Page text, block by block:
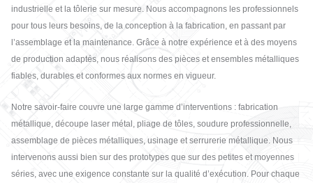
industrielle et la tôlerie sur mesure. Nous accompagnons les professionnels
pour tous leurs besoins, de la conception à la fabrication, en passant par
l’assemblage et la maintenance. Grâce à notre expérience et à des moyens
de production adaptés, nous réalisons des pièces et ensembles métalliques
fiables, durables et conformes aux normes en vigueur.
Notre savoir-faire couvre une large gamme d’interventions : fabrication
métallique, découpe laser métal, pliage de tôles, soudure professionnelle,
assemblage de pièces métalliques, usinage et serrurerie métallique. Nous
intervenons aussi bien sur des prototypes que sur des petites et moyennes
séries, avec une exigence constante sur la qualité d’exécution. Pour chaque